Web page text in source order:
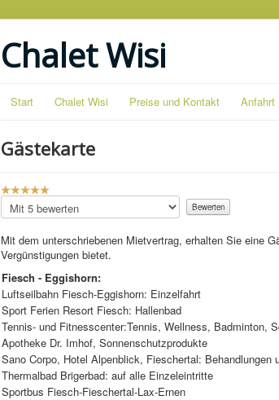
Chalet Wisi
Start Chalet Wisi Preise und Kontakt Anfahrt
Gästekarte
B
e
w
r
t
u
n
g
:
5
Bitte
bewerten
Mit dem unterschriebenen Mietvertrag, erhalten Sie eine
Vergünstigungen bietet.
Fiesch - Eggishorn:
Luftseilbahn Fiesch-Eggishorn: Einzelfahrt
Sport Ferien Resort Fiesch: Hallenbad
Tennis- und Fitnesscenter:Tennis, Wellness, Badminton,
Apotheke Dr. Imhof, Sonnenschutzprodukte
Sano Corpo, Hotel Alpenblick, Fieschertal: Behandlungen
Thermalbad Brigerbad: auf alle Einzeleintritte
Sportbus Fiesch-Fieschertal-Lax-Ernen